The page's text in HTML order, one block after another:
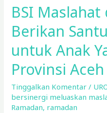
BSI Maslahat
Berikan
untuk Anak
Provinsi Aceh
Tinggalkan Komentar /
bersinergi meluaskan
Ramadan, ramadan
Provinsi
Aceh